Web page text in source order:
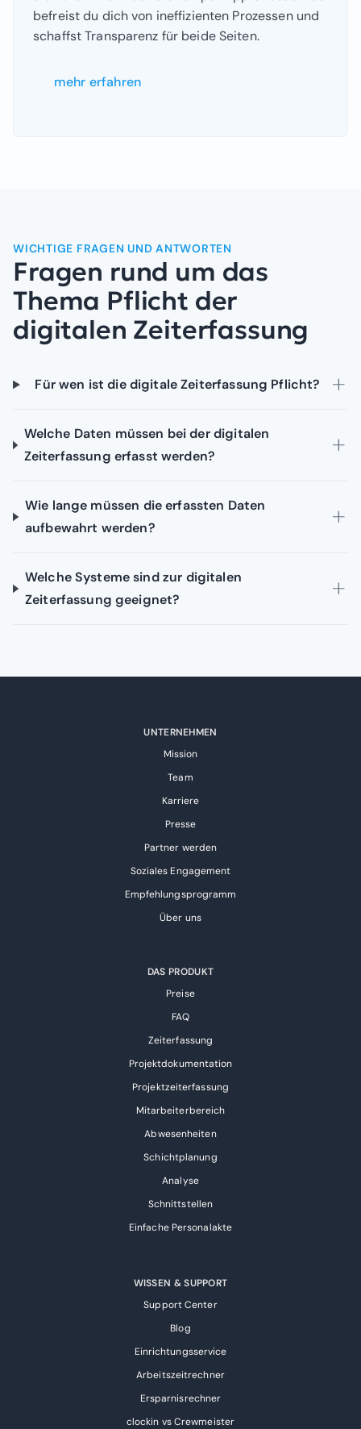
befreist du dich von ineffizienten Prozessen und
schaffst Transparenz für beide Seiten.
mehr erfahren
WICHTIGE FRAGEN UND ANTWORTEN
Fragen rund um das
Thema Pflicht der
digitalen Zeiterfassung
Für wen ist die digitale Zeiterfassung Pflicht?
Welche Daten müssen bei der digitalen
Zeiterfassung erfasst werden?
Wie lange müssen die erfassten Daten
aufbewahrt werden?
Welche Systeme sind zur digitalen
Zeiterfassung geeignet?
UNTERNEHMEN
Mission
Team
Karriere
Presse
Partner werden
Soziales Engagement
Empfehlungsprogramm
Über uns
DAS PRODUKT
Preise
FAQ
Zeiterfassung
Projektdokumentation
Projektzeiterfassung
Mitarbeiterbereich
Abwesenheiten
Schichtplanung
Analyse
Schnittstellen
Einfache Personalakte
WISSEN & SUPPORT
Support Center
Blog
Einrichtungsservice
Arbeitszeitrechner
Ersparnisrechner
clockin vs Crewmeister